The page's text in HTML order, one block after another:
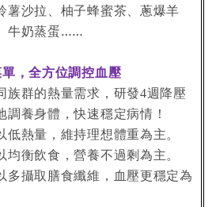
薯沙拉、柚子蜂蜜茶、蔥爆羊
牛奶蒸蛋……
，全方位調控血壓
群的熱量需求，研發4週降壓
調養身體，快速穩定病情！
低熱量，維持理想體重為主。
均衡飲食，營養不過剩為主。
多攝取膳食纖維，血壓更穩定為